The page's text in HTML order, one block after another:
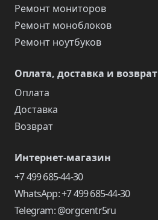
Ремонт мониторов
Ремонт моноблоков
Ремонт ноутбуков
Оплата, доставка и возврат
Оплата
Доставка
Возврат
Интернет-магазин
+7 499 685-44-30
WhatsApp: +7 499 685-44-30
Telegram: @orgcentr5ru